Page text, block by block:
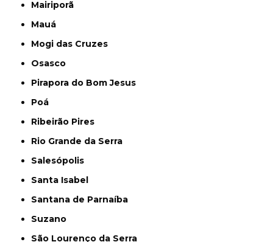
Mairiporã
Mauá
Mogi das Cruzes
Osasco
Pirapora do Bom Jesus
Poá
Ribeirão Pires
Rio Grande da Serra
Salesópolis
Santa Isabel
Santana de Parnaíba
Suzano
São Lourenço da Serra